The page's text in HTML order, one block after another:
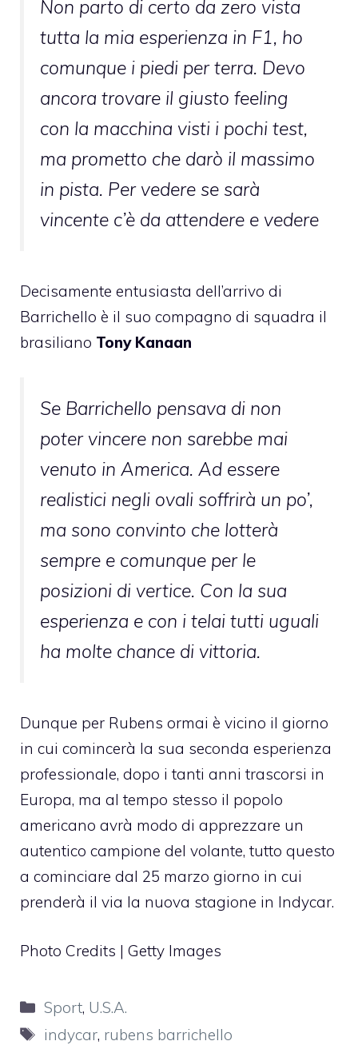
Non parto di certo da zero vista
tutta la mia esperienza in F1, ho
comunque i piedi per terra. Devo
ancora trovare il giusto feeling
con la macchina visti i pochi test,
ma prometto che darò il massimo
in pista. Per vedere se sarà
vincente c’è da attendere e vedere
Decisamente entusiasta dell’arrivo di
Barrichello è il suo compagno di squadra il
brasiliano Tony Kanaan
Se Barrichello pensava di non
poter vincere non sarebbe mai
venuto in America. Ad essere
realistici negli ovali soffrirà un po’,
ma sono convinto che lotterà
sempre e comunque per le
posizioni di vertice. Con la sua
esperienza e con i telai tutti uguali
ha molte chance di vittoria.
Dunque per Rubens ormai è vicino il giorno
in cui comincerà la sua seconda esperienza
professionale, dopo i tanti anni trascorsi in
Europa, ma al tempo stesso il popolo
americano avrà modo di apprezzare un
autentico campione del volante, tutto questo
a cominciare dal 25 marzo giorno in cui
prenderà il via la nuova stagione in Indycar.
Photo Credits | Getty Images
Categorie
Sport, U.S.A.
Tag
indycar, rubens barrichello